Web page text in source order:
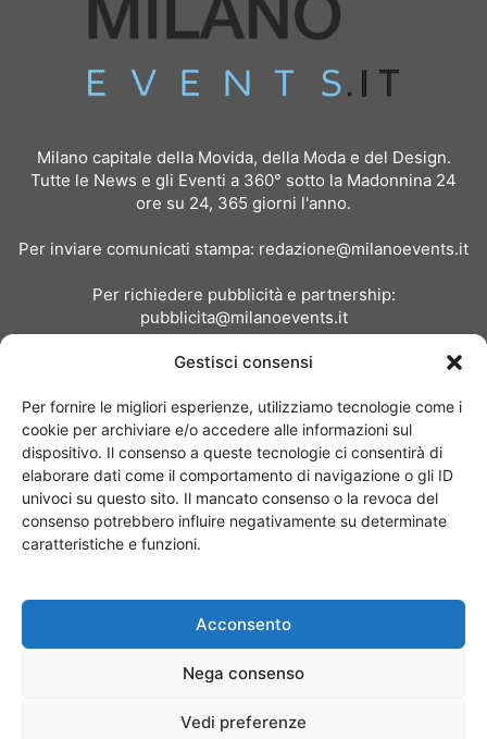
Gestisci consensi
Per fornire le migliori esperienze, utilizziamo tecnologie come i
cookie per archiviare e/o accedere alle informazioni sul
dispositivo. Il consenso a queste tecnologie ci consentirà di
elaborare dati come il comportamento di navigazione o gli ID
univoci su questo sito. Il mancato consenso o la revoca del
consenso potrebbero influire negativamente su determinate
caratteristiche e funzioni.
Acconsento
Nega consenso
Vedi preferenze
Milano capitale della Movida, della Moda e del Design.
Tutte le News e gli Eventi a 360° sotto la Madonnina 24
ore su 24, 365 giorni l'anno.
Per inviare comunicati stampa: redazione@milanoevents.it
Per richiedere pubblicità e partnership:
pubblicita@milanoevents.it
Chi siamo I Nostri Clienti
© Copyright 2017 - MilanoEvents.it© managed by